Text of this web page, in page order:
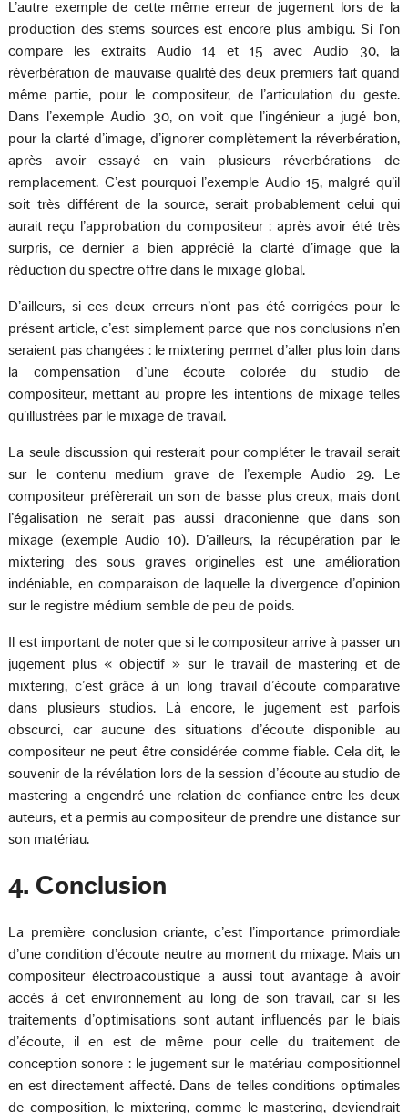
L’autre exemple de cette même erreur de jugement lors de la
production des stems sources est encore plus ambigu. Si l’on
compare les extraits Audio 14 et 15 avec Audio 30, la
réverbération de mauvaise qualité des deux premiers fait quand
même partie, pour le compositeur, de l’articulation du geste.
Dans l’exemple Audio 30, on voit que l’ingénieur a jugé bon,
pour la clarté d’image, d’ignorer complètement la réverbération,
après avoir essayé en vain plusieurs réverbérations de
remplacement. C’est pourquoi l’exemple Audio 15, malgré qu’il
soit très différent de la source, serait probablement celui qui
aurait reçu l’approbation du compositeur : après avoir été très
surpris, ce dernier a bien apprécié la clarté d’image que la
réduction du spectre offre dans le mixage global.
D’ailleurs, si ces deux erreurs n’ont pas été corrigées pour le
présent article, c’est simplement parce que nos conclusions n’en
seraient pas changées : le mixtering permet d’aller plus loin dans
la compensation d’une écoute colorée du studio de
compositeur, mettant au propre les intentions de mixage telles
qu’illustrées par le mixage de travail.
La seule discussion qui resterait pour compléter le travail serait
sur le contenu medium grave de l’exemple Audio 29. Le
compositeur préfèrerait un son de basse plus creux, mais dont
l’égalisation ne serait pas aussi draconienne que dans son
mixage (exemple Audio 10). D’ailleurs, la récupération par le
mixtering des sous graves originelles est une amélioration
indéniable, en comparaison de laquelle la divergence d’opinion
sur le registre médium semble de peu de poids.
Il est important de noter que si le compositeur arrive à passer un
jugement plus « objectif » sur le travail de mastering et de
mixtering, c’est grâce à un long travail d’écoute comparative
dans plusieurs studios. Là encore, le jugement est parfois
obscurci, car aucune des situations d’écoute disponible au
compositeur ne peut être considérée comme fiable. Cela dit, le
souvenir de la révélation lors de la session d’écoute au studio de
mastering a engendré une relation de confiance entre les deux
auteurs, et a permis au compositeur de prendre une distance sur
son matériau.
4. Conclusion
La première conclusion criante, c’est l’importance primordiale
d’une condition d’écoute neutre au moment du mixage. Mais un
compositeur électroacoustique a aussi tout avantage à avoir
accès à cet environnement au long de son travail, car si les
traitements d’optimisations sont autant influencés par le biais
d’écoute, il en est de même pour celle du traitement de
conception sonore : le jugement sur le matériau compositionnel
en est directement affecté. Dans de telles conditions optimales
de composition, le mixtering, comme le mastering, deviendrait